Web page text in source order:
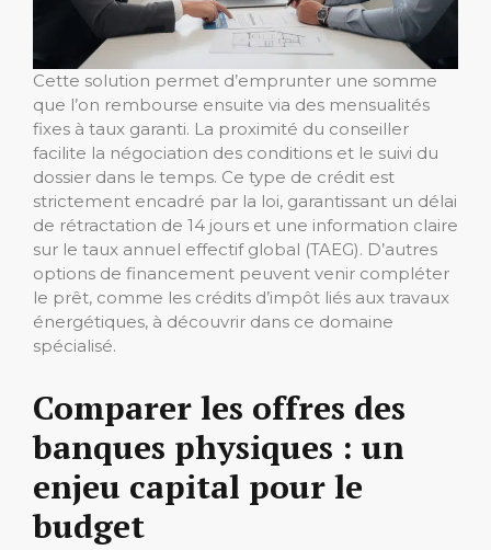
Cette solution permet d’emprunter une somme
que l’on rembourse ensuite via des mensualités
fixes à taux garanti. La proximité du conseiller
facilite la négociation des conditions et le suivi du
dossier dans le temps. Ce type de crédit est
strictement encadré par la loi, garantissant un délai
de rétractation de 14 jours et une information claire
sur le taux annuel effectif global (TAEG). D’autres
options de financement peuvent venir compléter
le prêt, comme les crédits d’impôt liés aux travaux
énergétiques, à découvrir dans ce domaine
spécialisé.
Comparer les offres des
banques physiques : un
enjeu capital pour le
budget